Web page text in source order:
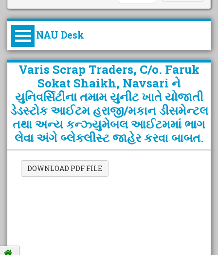
NAU Desk
કુલપતિની પરિવર્તનકારી પહેલનું
વિહંગાવલોકન (ઓક્ટોબર ૨૦૨૦-૨૦૨૫)
Amalsad Chikoo Gets GI Tag:
Boost for Local Farmers and
Identity
National Ragging Prevention
Programme
Varis Scrap Traders, C/o. Faruk
Sokat Shaikh, Navsari ને
યુનિવર્સિટીના તમામ યુનીટ ખાતે યોજાતી
ડેડસ્ટોક આઈટમ હરાજી/મકાન ડીસમેન્ટલ
તથા અન્ય કન્ઝ્યુમેબલ આઈટમમાં ભાગ
લેવા અંગે બ્લેકલીસ્ટ જાહેર કરવા બાબત.
DOWNLOAD PDF FILE